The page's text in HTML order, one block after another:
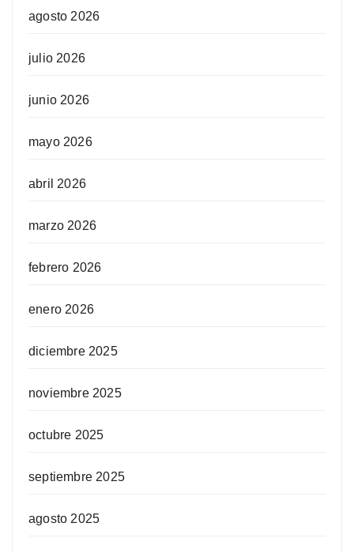
agosto 2026
julio 2026
junio 2026
mayo 2026
abril 2026
marzo 2026
febrero 2026
enero 2026
diciembre 2025
noviembre 2025
octubre 2025
septiembre 2025
agosto 2025